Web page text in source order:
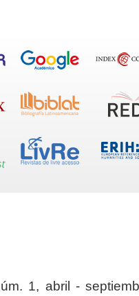
1, abril -